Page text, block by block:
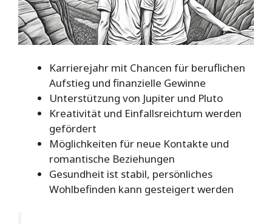
Karrierejahr mit Chancen für beruflichen
Aufstieg und finanzielle Gewinne
Unterstützung von Jupiter und Pluto
Kreativität und Einfallsreichtum werden
gefördert
Möglichkeiten für neue Kontakte und
romantische Beziehungen
Gesundheit ist stabil, persönliches
Wohlbefinden kann gesteigert werden